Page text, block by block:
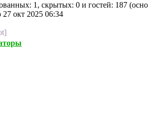
1, скрытых: 0 и гостей: 187
27 окт 2025 06:34